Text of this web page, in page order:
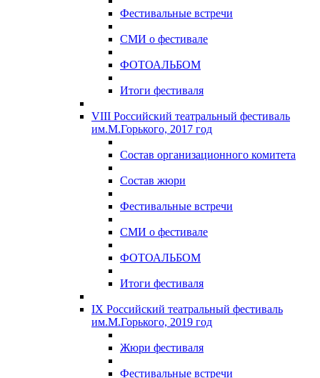
Фестивальные встречи
СМИ о фестивале
ФОТОАЛЬБОМ
Итоги фестиваля
VIII Российский театральный фестиваль
им.М.Горького, 2017 год
Состав организационного комитета
Состав жюри
Фестивальные встречи
СМИ о фестивале
ФОТОАЛЬБОМ
Итоги фестиваля
IX Российский театральный фестиваль
им.М.Горького, 2019 год
Жюри фестиваля
Фестивальные встречи